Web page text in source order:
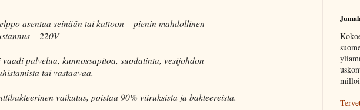
asentaa seinään tai kattoon – pienin mahdollinen
– 220V
vaadi palvelua, kunnossapitoa, suodatinta, vesijohdon
tai vastaavaa.
vaikutus, poistaa 90% viiruksista ja bakteereista.